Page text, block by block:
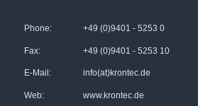
Phone: +49 (0)9401 - 5253 0
Fax: +49 (0)9401 - 5253 10
E-Mail: info(at)krontec.de
Web: www.krontec.de